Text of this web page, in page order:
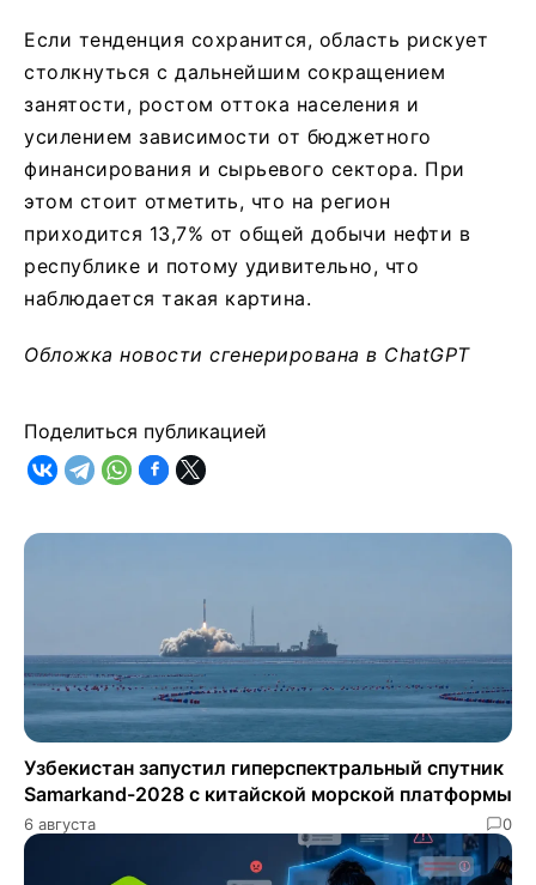
Если тенденция сохранится, область рискует
столкнуться с дальнейшим сокращением
занятости, ростом оттока населения и
усилением зависимости от бюджетного
финансирования и сырьевого сектора. При
этом стоит отметить, что на регион
приходится 13,7% от общей добычи нефти в
республике и потому удивительно, что
наблюдается такая картина.
Обложка новости сгенерирована в ChatGPT
Поделиться публикацией
Узбекистан запустил гиперспектральный спутник
Samarkand-2028 с китайской морской платформы
6 августа 0